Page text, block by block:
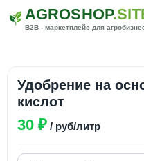
AGROSHOP
B2B - маркетплейс для
Удобрение на
кислот
30 ₽ / руб/литр